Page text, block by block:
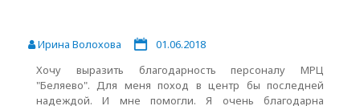
Ирина Волохова
01.06.2018
Хочу выразить благодарность персоналу МРЦ
"Беляево". Для меня поход в центр бы последней
надеждой. И мне помогли. Я очень благодарна